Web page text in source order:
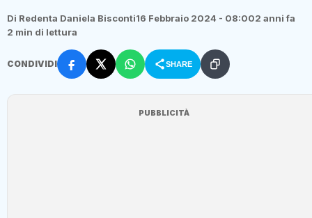
Di Redenta Daniela Bisconti16 Febbraio 2024 - 08:002 anni fa
2 min di lettura
CONDIVIDI SHARE
PUBBLICITÀ